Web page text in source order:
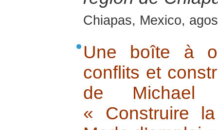
Chiapas, Mexico,
Une boîte à
conflits et
de Michael
« Construire